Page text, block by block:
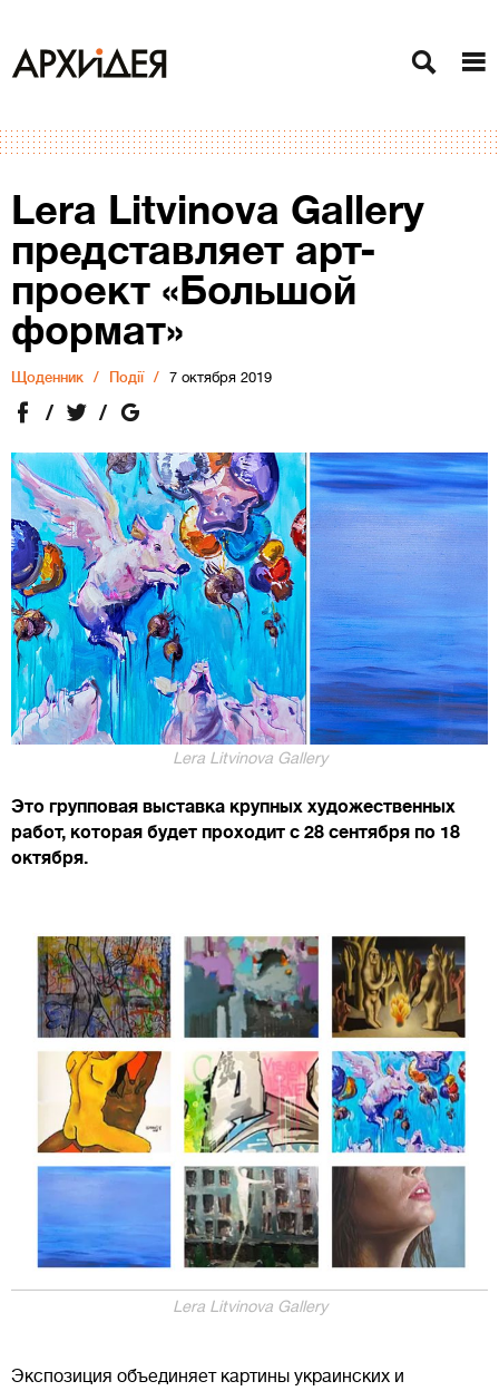
Lera Litvinova Gallery
представляет арт-
проект «Большой
формат»
Щоденник Події 7 октября 2019
Lera Litvinova Gallery
Это групповая выставка крупных художественных
работ, которая будет проходит с 28 сентября по 18
октября.
Lera Litvinova Gallery
Экспозиция объединяет картины украинских и